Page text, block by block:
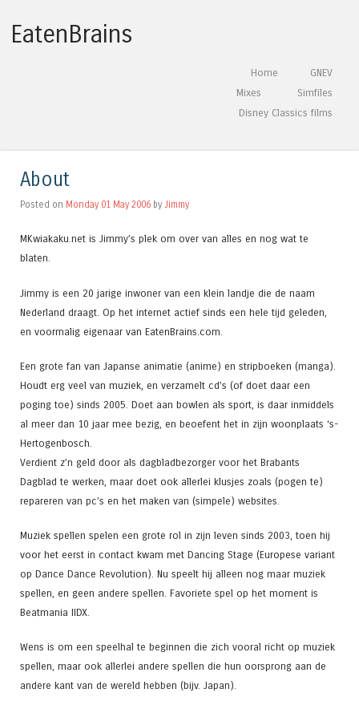
EatenBrains
Menu
Skip to contentHome
GNEV
Mixes
Simfiles
Disney Classics films
About
Posted on Monday 01 May 2006 by Jimmy
MKwiakaku.net is Jimmy’s plek om over van alles en nog wat te
blaten.
Jimmy is een 20 jarige inwoner van een klein landje die de naam
Nederland draagt. Op het internet actief sinds een hele tijd geleden,
en voormalig eigenaar van EatenBrains.com.
Een grote fan van Japanse animatie (anime) en stripboeken (manga).
Houdt erg veel van muziek, en verzamelt cd’s (of doet daar een
poging toe) sinds 2005. Doet aan bowlen als sport, is daar inmiddels
al meer dan 10 jaar mee bezig, en beoefent het in zijn woonplaats ‘s-
Hertogenbosch.
Verdient z’n geld door als dagbladbezorger voor het Brabants
Dagblad te werken, maar doet ook allerlei klusjes zoals (pogen te)
repareren van pc’s en het maken van (simpele) websites.
Muziek spellen spelen een grote rol in zijn leven sinds 2003, toen hij
voor het eerst in contact kwam met Dancing Stage (Europese variant
op Dance Dance Revolution). Nu speelt hij alleen nog maar muziek
spellen, en geen andere spellen. Favoriete spel op het moment is
Beatmania IIDX.
Wens is om een speelhal te beginnen die zich vooral richt op muziek
spellen, maar ook allerlei andere spellen die hun oorsprong aan de
andere kant van de wereld hebben (bijv. Japan).